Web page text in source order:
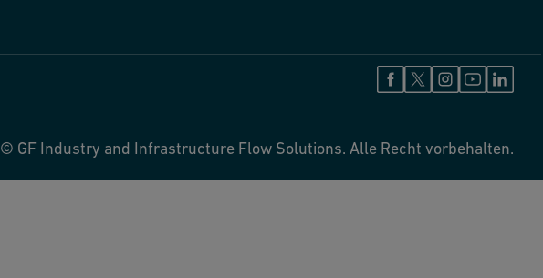
© GF Industry and Infrastructure Flow Solutions. Alle Recht vorbehalten.